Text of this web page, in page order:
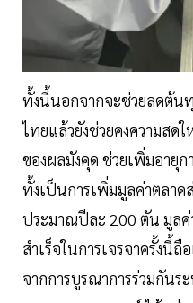
ทั้งนี้นอกจากจะช่วยลดต้น
ไทยแล้วยังช่วยคงความสด
ของผลมังคุด ช่วยเพิ่มอายุ
ทั้งเป็นการเพิ่มมูลค่าตลา
ประมาณปีละ 200 ตัน มูลค่
สำเร็จในการเจรจาครั้งนี้
จากการบูรณาการร่วมกันร